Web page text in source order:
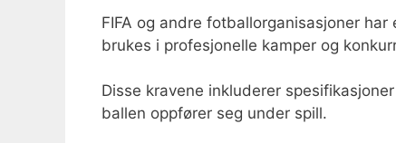
FIFA og andre fotballorganisasjoner
brukes i profesjonelle kamper og
Disse kravene inkluderer
ballen oppfører seg under spill.